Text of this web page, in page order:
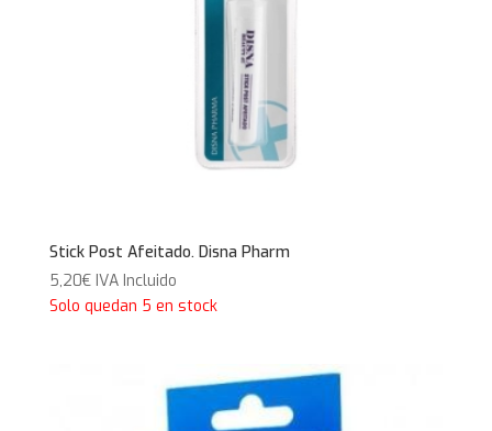
Stick Post Afeitado. Disna Pharm
5,20€ IVA Incluido
Solo quedan 5 en stock